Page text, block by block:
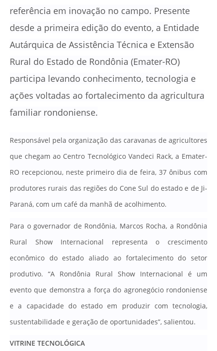
referência em inovação no campo. Presente
desde a primeira edição do evento, a Entidade
Autárquica de Assistência Técnica e Extensão
Rural do Estado de Rondônia (Emater-RO)
participa levando conhecimento, tecnologia e
ações voltadas ao fortalecimento da agricultura
familiar rondoniense.
Responsável pela organização das caravanas de agricultores
que chegam ao Centro Tecnológico Vandeci Rack, a Emater-
RO recepcionou, neste primeiro dia de feira, 37 ônibus com
produtores rurais das regiões do Cone Sul do estado e de Ji-
Paraná, com um café da manhã de acolhimento.
Para o governador de Rondônia, Marcos Rocha, a Rondônia
Rural Show Internacional representa o crescimento
econômico do estado aliado ao fortalecimento do setor
produtivo. “A Rondônia Rural Show Internacional é um
evento que demonstra a força do agronegócio rondoniense
e a capacidade do estado em produzir com tecnologia,
sustentabilidade e geração de oportunidades”, salientou.
VITRINE TECNOLÓGICA